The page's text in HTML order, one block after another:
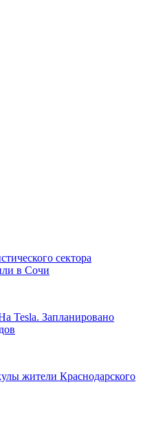
сектора
в Сочи
Tesla. Запланировано
жители Краснодарского